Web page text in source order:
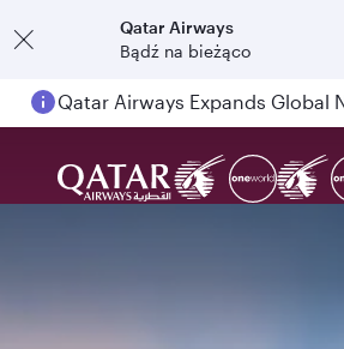
Qatar Airways
Bądź na bieżąco